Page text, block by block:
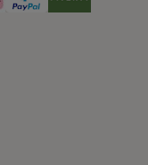
MethodMethod
PayPal Payment Method
Method